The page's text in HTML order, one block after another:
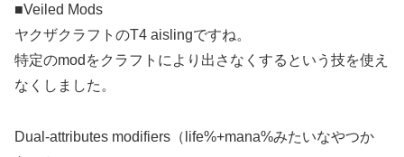
■Veiled Mods
ヤクザクラフトのT4 aislingですね。
特定のmodをクラフトにより出さなくするという技を使え
なくしました。
Dual-attributes modifiers（life%+mana%みたいなやつか